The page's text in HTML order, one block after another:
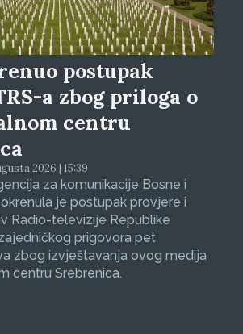
postupak
a zbog priloga o
centru
2026 | 15:39
za komunikacije Bosne i
je postupak provjere i
Radio-televizije Republike
prigovora pet
zbog izvještavanja ovog medija
centru Srebrenica.